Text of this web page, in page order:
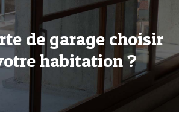
de garage choisir
habitation ?